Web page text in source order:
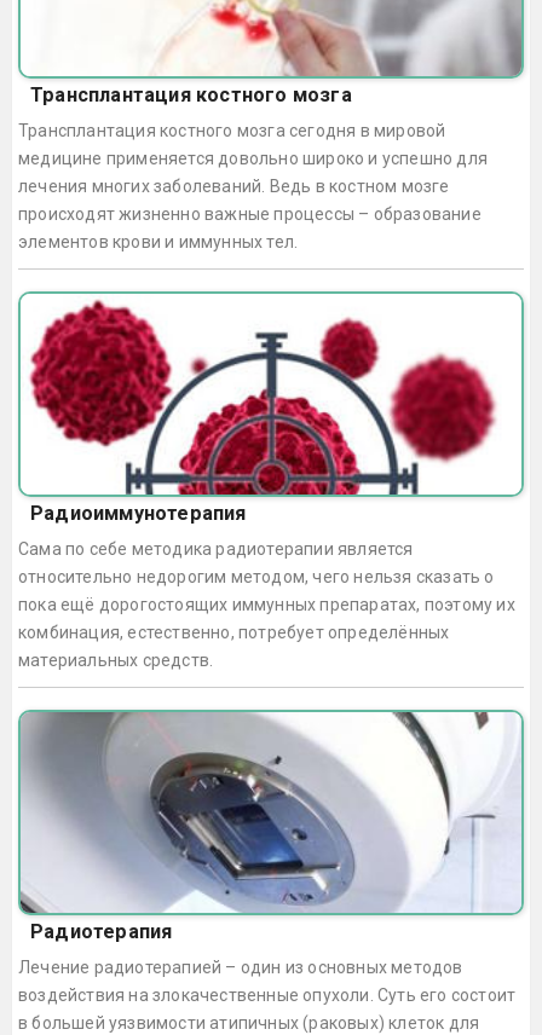
Трансплантация костного мозга
Трансплантация костного мозга сегодня в мировой
медицине применяется довольно широко и успешно для
лечения многих заболеваний. Ведь в костном мозге
происходят жизненно важные процессы – образование
элементов крови и иммунных тел.
Радиоиммунотерапия
Сама по себе методика радиотерапии является
относительно недорогим методом, чего нельзя сказать о
пока ещё дорогостоящих иммунных препаратах, поэтому их
комбинация, естественно, потребует определённых
материальных средств.
Радиотерапия
Лечение радиотерапией – один из основных методов
воздействия на злокачественные опухоли. Суть его состоит
в большей уязвимости атипичных (раковых) клеток для